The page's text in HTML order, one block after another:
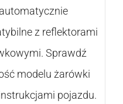
z reflektorami
Sprawdź
modelu żarówki
pojazdu.